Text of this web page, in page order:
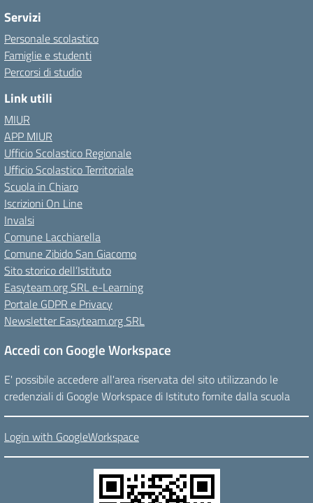
Servizi
Personale scolastico
Famiglie e studenti
Percorsi di studio
Link utili
MIUR
APP MIUR
Ufficio Scolastico Regionale
Ufficio Scolastico Territoriale
Scuola in Chiaro
Iscrizioni On Line
Invalsi
Comune Lacchiarella
Comune Zibido San Giacomo
Sito storico dell’Istituto
Easyteam.org SRL e-Learning
Portale GDPR e Privacy
Newsletter Easyteam.org SRL
Accedi con Google Workspace
E' possibile accedere all'area riservata del sito utilizzando le
credenziali di Google Workspace di Istituto fornite dalla scuola
Login with GoogleWorkspace